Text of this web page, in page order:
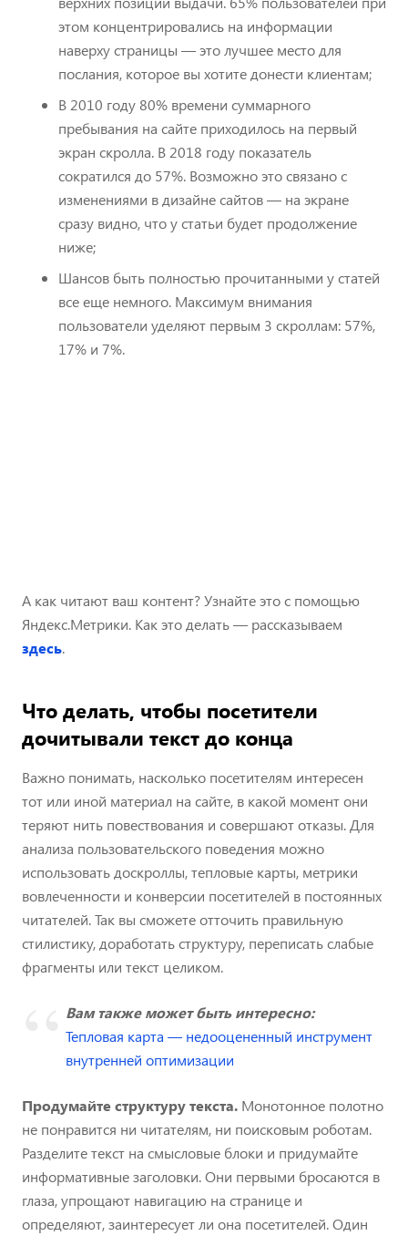
этом концентрировались на информации
наверху страницы — это лучшее место для
послания, которое вы хотите донести клиентам;
В 2010 году 80% времени суммарного
пребывания на сайте приходилось на первый
экран скролла. В 2018 году показатель
сократился до 57%. Возможно это связано с
изменениями в дизайне сайтов — на экране
сразу видно, что у статьи будет продолжение
ниже;
Шансов быть полностью прочитанными у статей
все еще немного. Максимум внимания
пользователи уделяют первым 3 скроллам: 57%,
17% и 7%.
А как читают ваш контент? Узнайте это с помощью
Яндекс.Метрики. Как это делать — рассказываем
здесь.
Что делать, чтобы посетители
дочитывали текст до конца
Важно понимать, насколько посетителям интересен
тот или иной материал на сайте, в какой момент они
теряют нить повествования и совершают отказы. Для
анализа пользовательского поведения можно
использовать доскроллы, тепловые карты, метрики
вовлеченности и конверсии посетителей в постоянных
читателей. Так вы сможете отточить правильную
стилистику, доработать структуру, переписать слабые
фрагменты или текст целиком.
Вам также может быть интересно:
Тепловая карта — недооцененный инструмент
внутренней оптимизации
Продумайте структуру текста. Монотонное полотно
не понравится ни читателям, ни поисковым роботам.
Разделите текст на смысловые блоки и придумайте
информативные заголовки. Они первыми бросаются в
глаза, упрощают навигацию на странице и
определяют, заинтересует ли она посетителей. Один